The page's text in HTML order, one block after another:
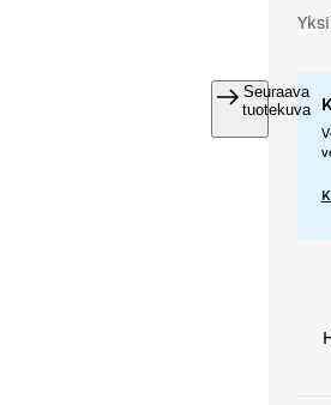
Seuraava
tuotekuva